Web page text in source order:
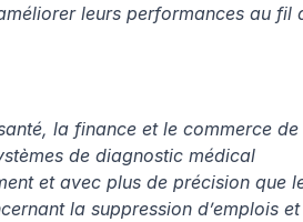
leurs performances au fil
la finance et le commerce de
de diagnostic médical
et avec plus de précision que
la suppression d’emplois